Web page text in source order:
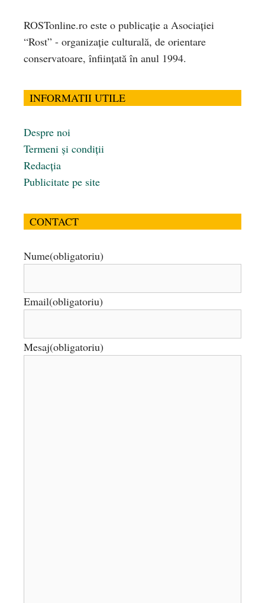
ROSTonline.ro este o publicaţie a Asociaţiei
“Rost” - organizaţie culturală, de orientare
conservatoare, înfiinţată în anul 1994.
INFORMATII UTILE
Despre noi
Termeni și condiții
Redacția
Publicitate pe site
CONTACT
Nume(obligatoriu)
Email(obligatoriu)
Mesaj(obligatoriu)